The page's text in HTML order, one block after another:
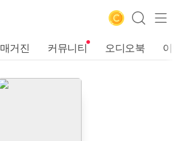
매거진 커뮤니티 오디오북